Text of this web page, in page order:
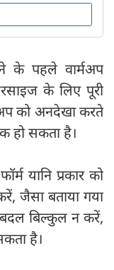
के पहले वार्मअप
के लिए पूरी
को अनदेखा करते
हो सकता है।
यानि प्रकार को
जैसा बताया गया
बिल्कुल न करें,
है।